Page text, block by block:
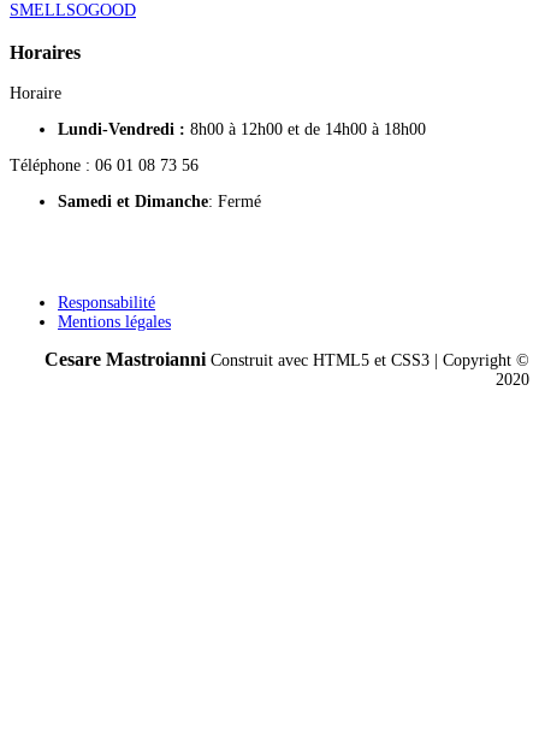
SMELLSOGOOD
Horaires
Horaire
Lundi-Vendredi : 8h00 à 12h00 et de 14h00 à 18h00
Téléphone : 06 01 08 73 56
Samedi et Dimanche: Fermé
Responsabilité
Mentions légales
Cesare Mastroianni Construit avec HTML5 et CSS3 | Copyright ©
2020